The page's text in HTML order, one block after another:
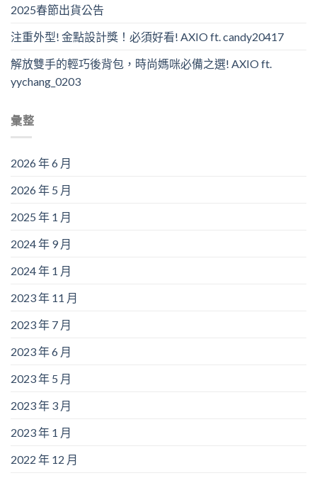
2025春節出貨公告
注重外型! 金點設計獎！必須好看! AXIO ft. candy20417
解放雙手的輕巧後背包，時尚媽咪必備之選! AXIO ft.
yychang_0203
彙整
2026 年 6 月
2026 年 5 月
2025 年 1 月
2024 年 9 月
2024 年 1 月
2023 年 11 月
2023 年 7 月
2023 年 6 月
2023 年 5 月
2023 年 3 月
2023 年 1 月
2022 年 12 月